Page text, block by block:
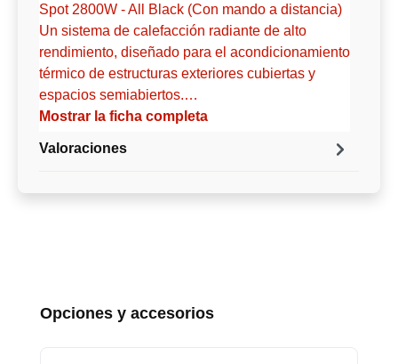
Spot 2800W - All Black (Con mando a distancia)
Un sistema de calefacción radiante de alto
rendimiento, diseñado para el acondicionamiento
térmico de estructuras exteriores cubiertas y
espacios semiabiertos.…
Mostrar la ficha completa
Valoraciones
Omitir la galería de productos
Opciones y accesorios